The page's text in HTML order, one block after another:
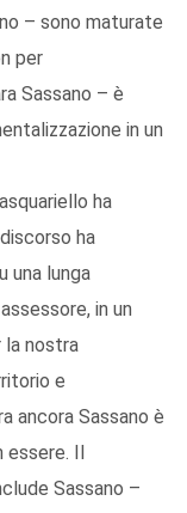
– sono maturate
per
Sassano – è
in un
ha
ha
una lunga
in un
la nostra
e
ancora Sassano è
Il
Sassano –